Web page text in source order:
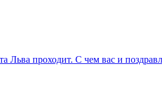
проходит. С чем вас и